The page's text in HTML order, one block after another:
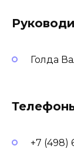
Голда
+7 (498)